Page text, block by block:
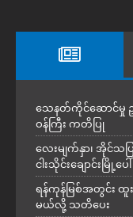
သေနတ်ကိုင်ဆောင်မှု
ဝန်ကြီး ကတိပြု
လေးမျက်နှာ၊ အိုင်သ
ငါးသိုင်းချောင်းမြို့ပ
ရန်ကုန်မြစ်အတွင်း
မယ်လို့ သတိပေး